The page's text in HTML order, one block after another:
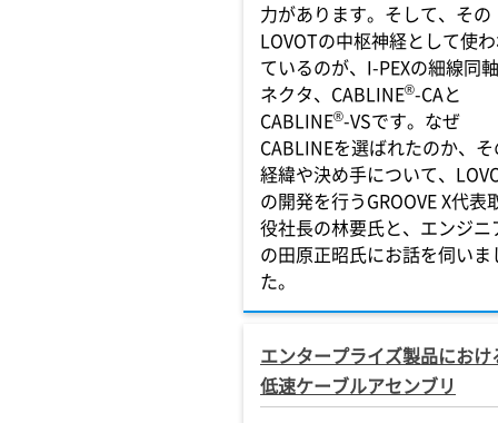
力があります。そして、その
LOVOTの中枢神経として使
ているのが、I-PEXの細線同
ネクタ、CABLINE®-CAと
CABLINE®-VSです。なぜ
CABLINEを選ばれたのか、
経緯や決め手について、
の開発を行うGROOVE X代表
役社長の林要氏と、エンジニ
の田原正昭氏にお話を伺いま
た。
エンタープライズ製品におけ
低速ケーブルアセンブリ